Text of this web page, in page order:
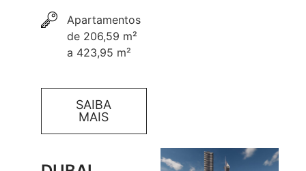
Apartamentos
de 206,59 m²
a 423,95 m²
SAIBA
MAIS